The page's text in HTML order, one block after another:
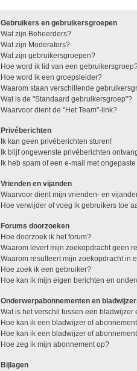
Gebruikers en gebruikersgroepen
Wat zijn Beheerders?
Wat zijn Moderators?
Wat zijn gebruikersgroepen?
Hoe word ik lid van een
Hoe word ik een groepsleider?
Waarom staan verschillende
Wat is de "Standaard gebruikersgroep"?
Waarvoor dient de "Het Team"-link?
Privéberichten
Ik kan geen privéberichten sturen!
Ik blijf ongewenste privéberichten
Ik heb spam of een e-mail met
Vrienden en vijanden
Waarvoor dient mijn vrienden- en
Hoe verwijder of voeg ik gebruikers toe
Forums doorzoeken
Hoe doorzoek ik het forum?
Waarom levert mijn zoekopdracht geen
Waarom resulteert mijn zoekopdracht in
Hoe zoek ik een gebruiker?
Hoe kan ik mijn eigen berichten en
Onderwerpabonnementen en
Wat is het verschil tussen een bladwijzer
Hoe kan ik een bladwijzer of
Hoe kan ik een bladwijzer of
Hoe zeg ik mijn abonnement op?
Bijlagen